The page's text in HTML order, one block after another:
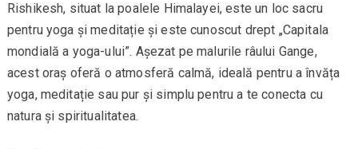
Rishikesh, situat la poalele Himalayei, este un loc sacru
pentru yoga și meditație și este cunoscut drept „Capitala
mondială a yoga-ului”. Așezat pe malurile râului Gange,
acest oraș oferă o atmosferă calmă, ideală pentru a învăța
yoga, meditație sau pur și simplu pentru a te conecta cu
natura și spiritualitatea.